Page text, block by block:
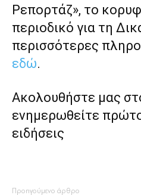
Ρεπορτάζ», το
περιοδικό για τη
περισσότερες
εδώ.
Ακολουθήστε μας
ενημερωθείτε
ειδήσεις
Προηγούμενο άρθρο